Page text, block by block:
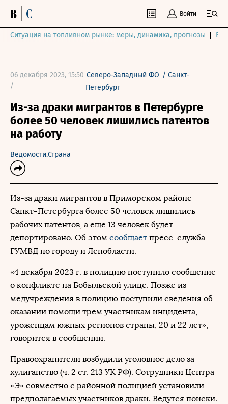
Войти
Ситуация на топливном рынке: меры, динамика, прогнозы
06 декабря 2023, 15:50
/
Северо-Западный ФО /Санкт-
Петербург
Из-за драки мигрантов в Петербурге
более 50 человек лишились патентов
на работу
Ведомости.Страна
Из-за драки мигрантов в Приморском районе
Санкт-Петербурга более 50 человек лишились
рабочих патентов, а еще 13 человек будет
депортировано. Об этом сообщает пресс-служба
ГУМВД по городу и Ленобласти.
«4 декабря 2023 г. в полицию поступило сообщение
о конфликте на Бобыльской улице. Позже из
медучреждения в полицию поступили сведения об
оказании помощи трем участникам инцидента,
уроженцам южных регионов страны, 20 и 22 лет», –
говорится в сообщении.
Правоохранители возбудили уголовное дело за
хулиганство (ч. 2 ст. 213 УК РФ). Сотрудники Центра
«Э» совместно с районной полицией установили
предполагаемых участников драки. Ведутся поиски.